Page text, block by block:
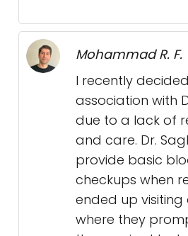
Mohammad R. F.
I recently
association with
due to a lack of
and care. Dr.
provide basic
checkups when
ended up visiting
where they